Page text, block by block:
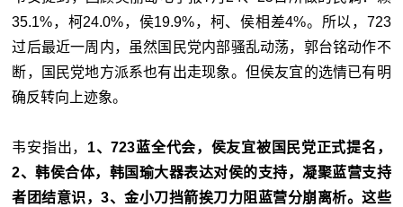
35.1%，柯24.0%，侯19.9%，柯、侯相差4%。所以，723
过后最近一周内，虽然国民党内部骚乱动荡，郭台铭动作不
断，国民党地方派系也有出走现象。但侯友宜的选情已有明
确反转向上迹象。
韦安指出， 1、723蓝全代会，侯友宜被国民党正式提名，
2、韩侯合体，韩国瑜大器表达对侯的支持，凝聚蓝营支持
者团结意识，3、金小刀挡箭挨刀力阻蓝营分崩离析。这些